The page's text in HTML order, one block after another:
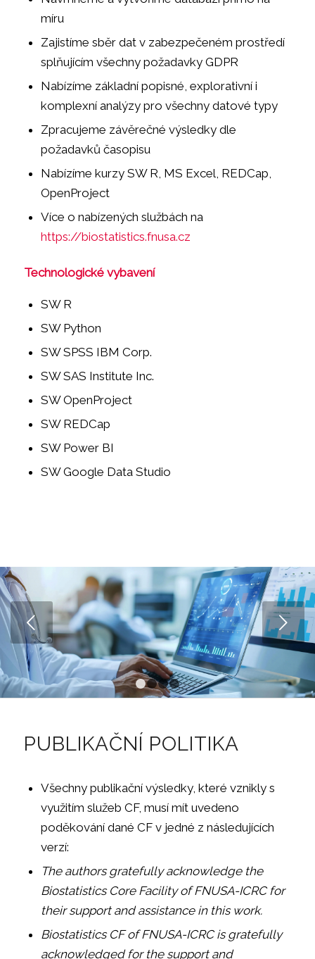
míru
Zajistíme sběr dat v zabezpečeném prostředí
splňujícím všechny požadavky GDPR
Nabízíme základní popisné, explorativní i
komplexní analýzy pro všechny datové typy
Zpracujeme závěrečné výsledky dle
požadavků časopisu
Nabízíme kurzy SW R, MS Excel, REDCap,
OpenProject
Více o nabízených službách na
https://biostatistics.fnusa.cz
Technologické vybavení
SW R
SW Python
SW SPSS IBM Corp.
SW SAS Institute Inc.
SW OpenProject
SW REDCap
SW Power BI
SW Google Data Studio
Next
1 2 3
PUBLIKAČNÍ POLITIKA
Všechny publikační výsledky, které vznikly s
využitím služeb CF, musí mít uvedeno
poděkování dané CF v jedné z následujících
verzí:
The authors gratefully acknowledge the
Biostatistics Core Facility of FNUSA-ICRC for
their support and assistance in this work.
Biostatistics CF of FNUSA-ICRC is gratefully
acknowledged for the support and